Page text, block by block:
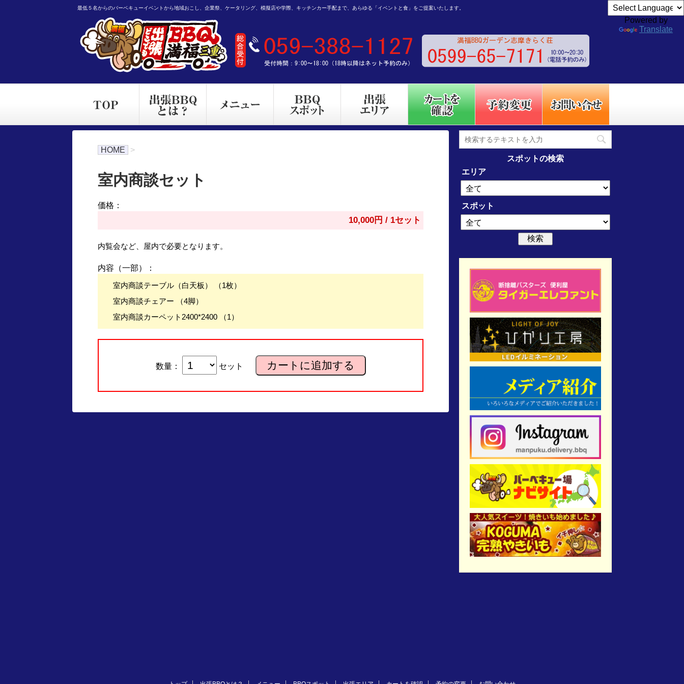
Powered by
Translate
最低５名からのバーベキューイベントから地域おこし、企業祭、ケータリング、模擬店や学際、キッチンカー手配まで、あらゆる「イベントと食」をご提案いたします。
HOME >
室内商談セット
価格：
10,000円 / 1セット
内覧会など、屋内で必要となります。
内容（一部）：
室内商談テーブル（白天板） （1枚）
室内商談チェアー （4脚）
室内商談カーペット2400*2400 （1）
数量： セット カートに追加する
スポットの検索
エリア
スポット